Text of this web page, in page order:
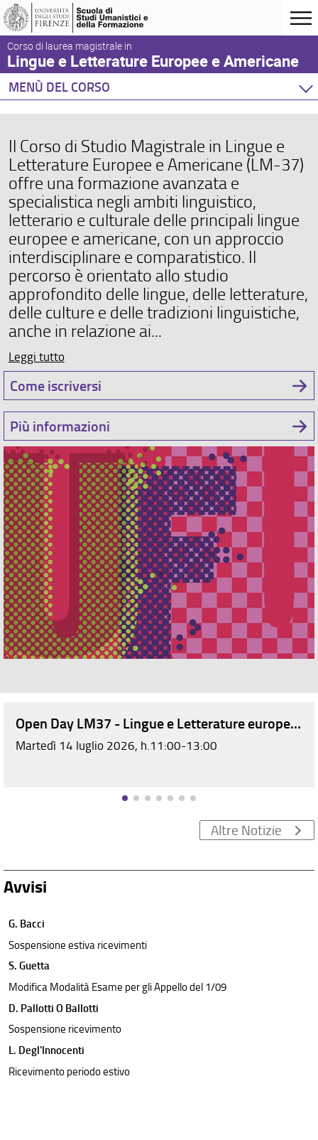
Corso di laurea magistrale in
Lingue e Letterature Europee e Americane
MENÙ DEL CORSO
Home
Didattica
Orientamento
Docenti
Orario e calendari
Il Corso di Studio Magistrale in Lingue e
Letterature Europee e Americane (LM-37)
offre una formazione avanzata e
specialistica negli ambiti linguistico,
letterario e culturale delle principali lingue
europee e americane, con un approccio
interdisciplinare e comparatistico. Il
percorso è orientato allo studio
approfondito delle lingue, delle letterature,
delle culture e delle tradizioni linguistiche,
anche in relazione ai...
Leggi tutto
Come iscriversi
Più informazioni
Open Day LM37 - Lingue e Letterature europee e
Martedì 14 luglio 2026, h.11:00-13:00
Altre Notizie
Avvisi
G. Bacci
Sospensione estiva ricevimenti
S. Guetta
Modifica Modalità Esame per gli Appello del 1/09
D. Pallotti O Ballotti
Sospensione ricevimento
L. Degl'Innocenti
Ricevimento periodo estivo